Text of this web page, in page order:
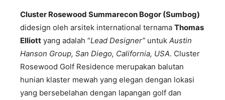
Cluster Rosewood Summarecon Bogor (Sumbog)
didesign oleh arsitek international ternama Thomas
Elliott yang adalah “Lead Designer” untuk Austin
Hanson Group, San Diego, California, USA. Cluster
Rosewood Golf Residence merupakan balutan
hunian klaster mewah yang elegan dengan lokasi
yang bersebelahan dengan lapangan golf dan